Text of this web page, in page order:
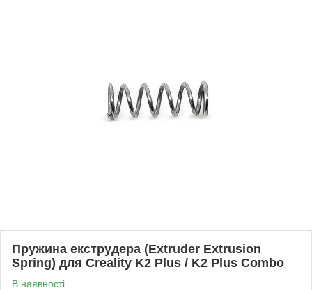
Пружина екструдера (Extruder Extrusion
Spring) для Creality K2 Plus / K2 Plus Combo
В наявності